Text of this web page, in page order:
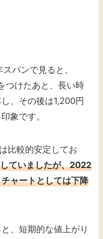
パンで見ると、
つけたあと、長い時
、その後は1,200円
象です。
比較的安定してお
ていましたが、2022
ャートとしては下降
、短期的な値上がり